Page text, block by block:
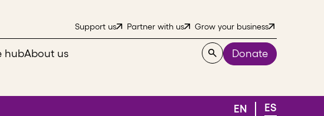
Support us Partner with us Grow your business
hubAbout us Donate
EN ES